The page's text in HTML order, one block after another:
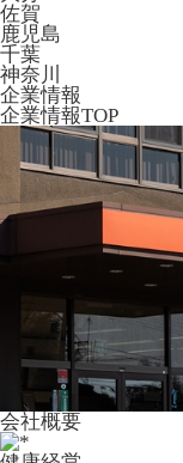
佐賀
鹿児島
千葉
神奈川
企業情報
企業情報TOP
会社概要